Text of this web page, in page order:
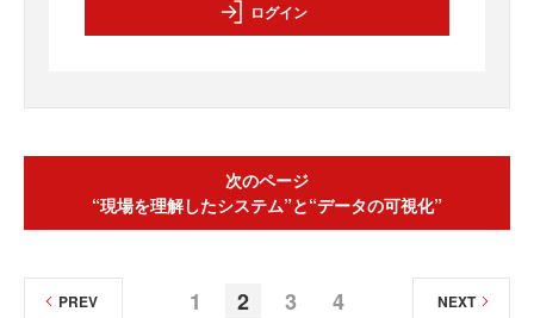
ログイン
次のページ
“現場を理解したシステム”と“データの可視化”
1 2 3 4
PREV NEXT